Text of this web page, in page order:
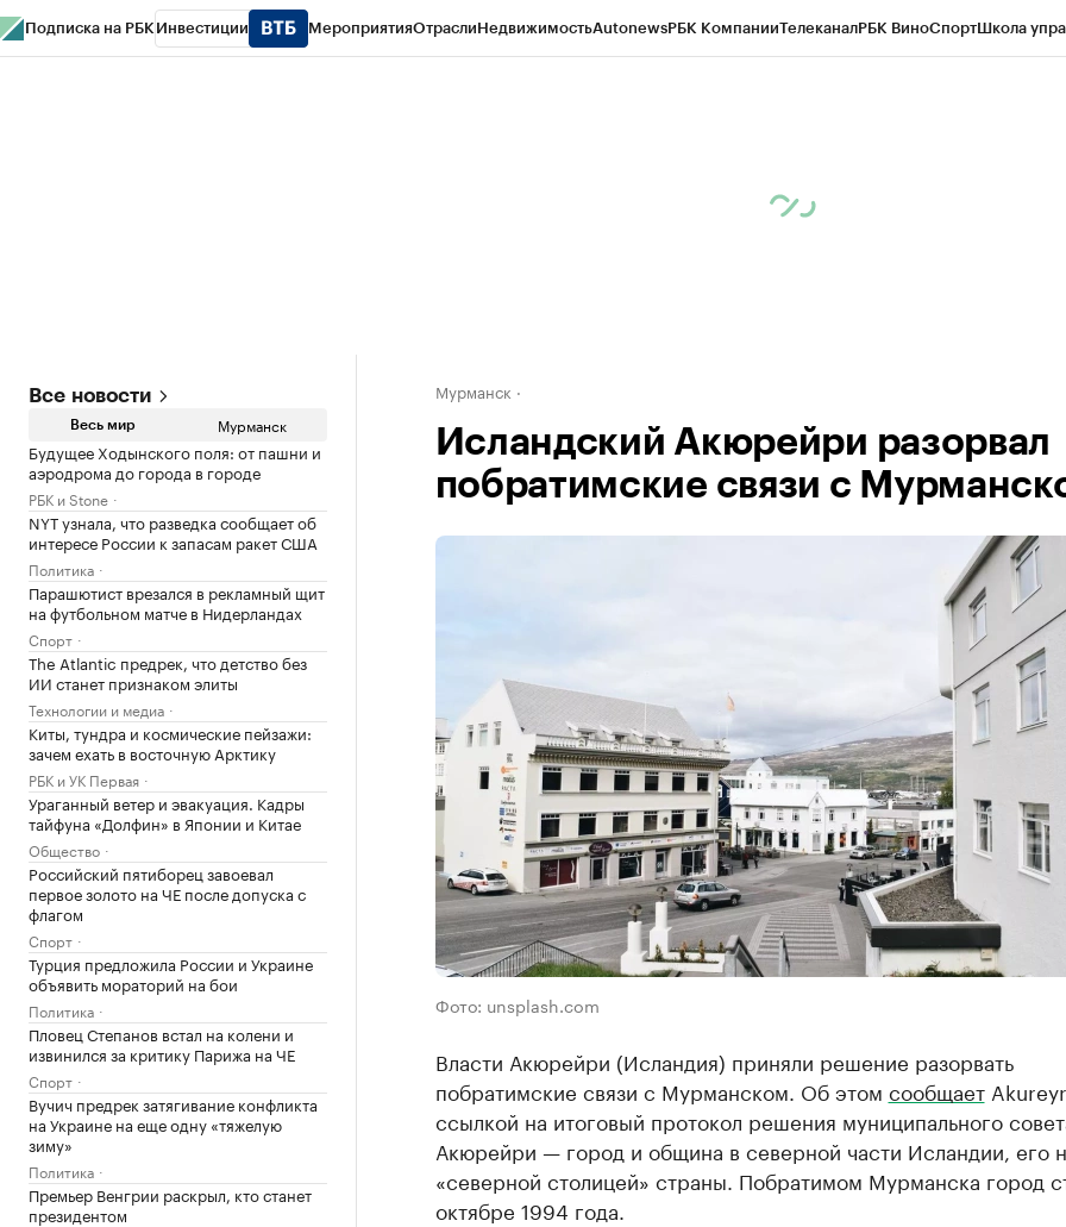
Подписка на РБК Инвестиции МероприятияОтраслиНедвижимостьAutonewsРБК КомпанииТелеканалРБК ВиноСпортШкола
Все новости
Весь мир Мурманск
Будущее Ходынского поля: от пашни и
аэродрома до города в городе
РБК и Stone
NYT узнала, что разведка сообщает об
интересе России к запасам ракет США
Политика
Парашютист врезался в рекламный щит
на футбольном матче в Нидерландах
Спорт
The Atlantic предрек, что детство без
ИИ станет признаком элиты
Технологии и медиа
Киты, тундра и космические пейзажи:
зачем ехать в восточную Арктику
РБК и УК Первая
Ураганный ветер и эвакуация. Кадры
тайфуна «Долфин» в Японии и Китае
Общество
Российский пятиборец завоевал
первое золото на ЧЕ после допуска с
флагом
Спорт
Турция предложила России и Украине
объявить мораторий на бои
Политика
Пловец Степанов встал на колени и
извинился за критику Парижа на ЧЕ
Спорт
Вучич предрек затягивание конфликта
на Украине на еще одну «тяжелую
зиму»
Политика
Премьер Венгрии раскрыл, кто станет
президентом
Мурманск
Исландский Акюрейри разорвал
побратимские связи с
Фото: unsplash.com
Власти Акюрейри (Исландия) приняли решение разорвать
побратимские связи с Мурманском. Об этом сообщает
ссылкой на итоговый протокол решения муниципального
Акюрейри — город и община в северной части Исландии, его
«северной столицей» страны. Побратимом Мурманска город
октябре 1994 года.